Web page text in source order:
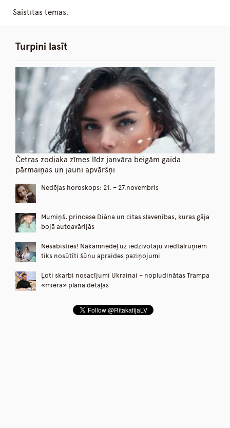
Saistītās tēmas:
Turpini lasīt
Četras zodiaka zīmes līdz janvāra beigām gaida
pārmaiņas un jauni apvāršņi
Nedēļas horoskops: 21. – 27.novembris
Mumiņš, princese Diāna un citas slavenības, kuras gāja
bojā autoavārijās
Nesabīsties! Nākamnedēļ uz iedzīvotāju viedtālruņiem
tiks nosūtīti šūnu apraides paziņojumi
Ļoti skarbi nosacījumi Ukrainai – nopludinātas Trampa
«miera» plāna detaļas